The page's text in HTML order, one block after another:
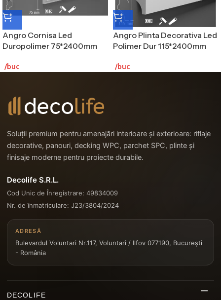
Angro Cornisa Led
Duropolimer 75*2400mm
/buc
Angro Plinta Decorativa Led
Polimer Dur 115*2400mm
/buc
Soluții premium pentru amenajări interioare și exterioare: riflaje
decorative, panouri, decking WPC, parchet SPC, plinte și
finisaje moderne pentru proiecte durabile.
Decolife S.R.L.
Cod Unic de Înregistrare: 49834009
Nr. de înmatriculare: J23/3804/2024
ADRESĂ
Bulevardul Voluntari Nr.117, Voluntari / Ilfov 077190, București
- România
DECOLIFE